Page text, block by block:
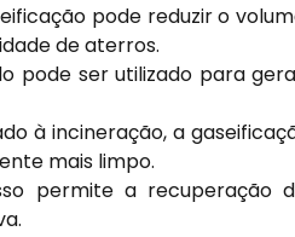
pode reduzir o
de aterros.
pode ser utilizado para
à incineração, a
mais limpo.
permite a recuperação